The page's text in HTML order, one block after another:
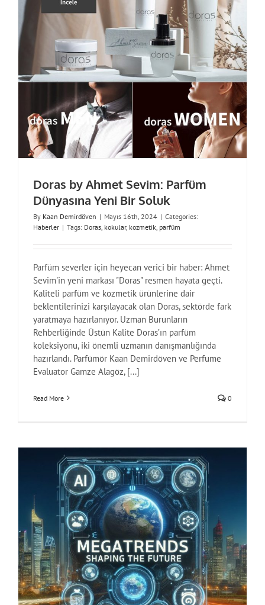
Doras by Ahmet Sevim: Parfüm
Dünyasına Yeni Bir Soluk
By Kaan Demirdöven | Mayıs 16th, 2024 | Categories:
Haberler | Tags: Doras, kokular, kozmetik parfüm
Parfüm severler için heyecan verici bir haber: Ahmet
Sevim'in yeni markası "Doras" resmen hayata geçti.
Kaliteli parfüm ve kozmetik ürünlerine dair
beklentilerinizi karşılayacak olan Doras, sektörde fark
yaratmaya hazırlanıyor. Uzman Burunların
Rehberliğinde Üstün Kalite Doras’ın parfüm
koleksiyonu, iki önemli uzmanın danışmanlığında
hazırlandı. Parfümör Kaan Demirdöven ve Perfume
Evaluator Gamze Alagöz, [...]
Read More 0